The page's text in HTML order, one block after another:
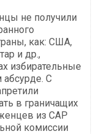
не получили
как: США,
и др.,
избирательные
абсурде. С
в граничащих
из САР
комиссии